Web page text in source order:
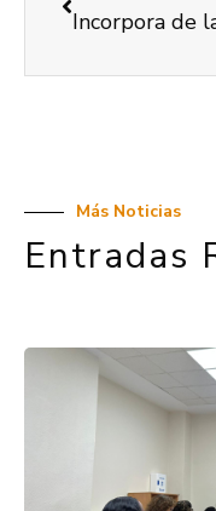
Más Noticias
Entradas